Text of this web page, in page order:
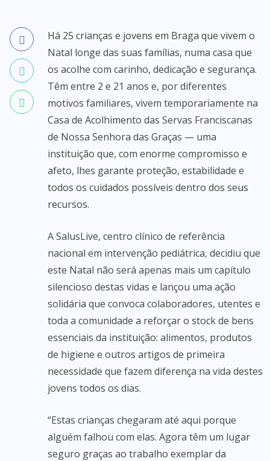
Há 25 crianças e jovens em Braga que vivem o
Natal longe das suas famílias, numa casa que
os acolhe com carinho, dedicação e segurança.
Têm entre 2 e 21 anos e, por diferentes
motivos familiares, vivem temporariamente na
Casa de Acolhimento das Servas Franciscanas
de Nossa Senhora das Graças — uma
instituição que, com enorme compromisso e
afeto, lhes garante proteção, estabilidade e
todos os cuidados possíveis dentro dos seus
recursos.
A SalusLive, centro clínico de referência
nacional em intervenção pediátrica, decidiu que
este Natal não será apenas mais um capítulo
silencioso destas vidas e lançou uma ação
solidária que convoca colaboradores, utentes e
toda a comunidade a reforçar o stock de bens
essenciais da instituição: alimentos, produtos
de higiene e outros artigos de primeira
necessidade que fazem diferença na vida destes
jovens todos os dias.
“Estas crianças chegaram até aqui porque
alguém falhou com elas. Agora têm um lugar
seguro graças ao trabalho exemplar da